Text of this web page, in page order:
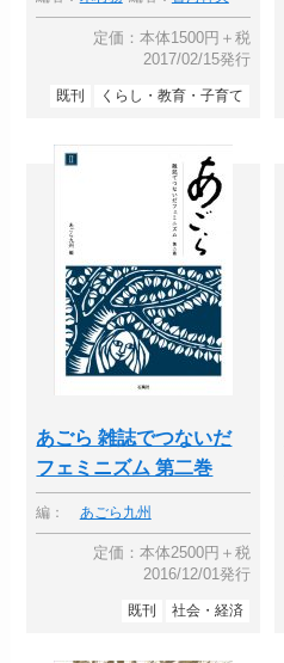
定価：本体1500円＋税
2017/02/15発行
既刊 くらし・教育・子育て
あごら 雑誌でつないだ
フェミニズム 第二巻
編： あごら九州
定価：本体2500円＋税
2016/12/01発行
既刊 社会・経済